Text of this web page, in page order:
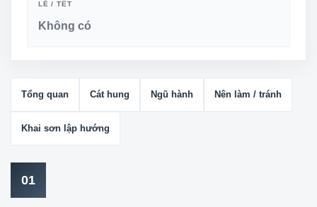
LỄ / TẾT
Không có
Tổng quan Cát hung Ngũ hành Nên làm / tránh
Khai sơn lập hướng
01